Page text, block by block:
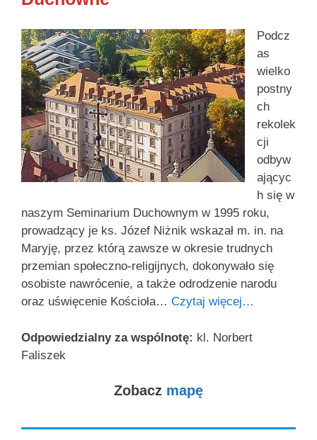
Podcz
as
wielko
postny
ch
rekolek
cji
odbyw
ającyc
h się w
naszym Seminarium Duchownym w 1995 roku,
prowadzący je ks. Józef Niżnik wskazał m. in. na
Maryję, przez którą zawsze w okresie trudnych
przemian społeczno-religijnych, dokonywało się
osobiste nawrócenie, a także odrodzenie narodu
oraz uświęcenie Kościoła… Czytaj więcej…
Odpowiedzialny za wspólnotę: kl. Norbert
Faliszek
Zobacz mapę